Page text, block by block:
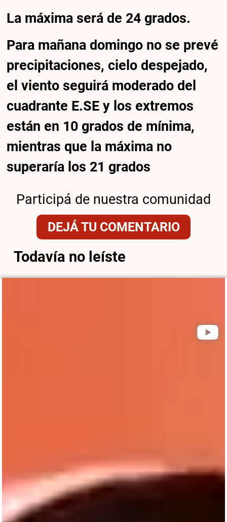
La máxima será de 24 grados.
Para mañana domingo no se prevé
precipitaciones, cielo despejado,
el viento seguirá moderado del
cuadrante E.SE y los extremos
están en 10 grados de mínima,
mientras que la máxima no
superaría los 21 grados
Participá de nuestra comunidad
DEJÁ TU COMENTARIO
Todavía no leíste